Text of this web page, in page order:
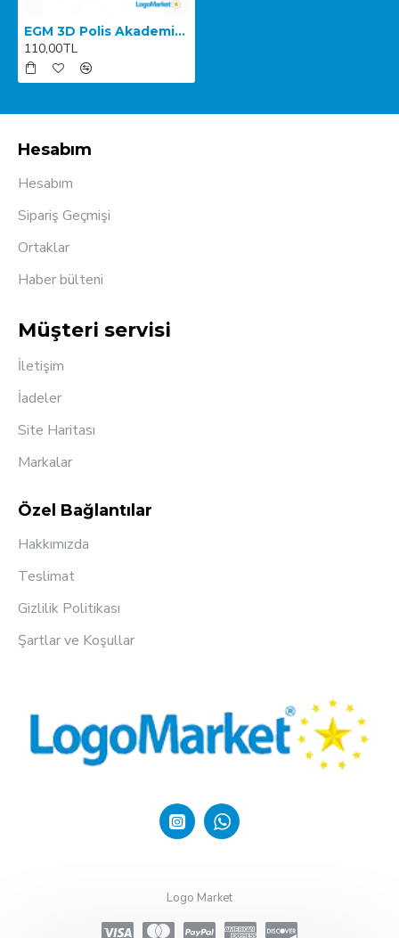
EGM 3D Polis Akademisi Arması
110,00TL
Hesabım
Hesabım
Sipariş Geçmişi
Ortaklar
Haber bülteni
Müşteri servisi
İletişim
İadeler
Site Haritası
Markalar
Özel Bağlantılar
Hakkımızda
Teslimat
Gizlilik Politikası
Şartlar ve Koşullar
Logo Market